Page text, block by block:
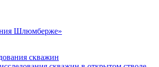
скважин